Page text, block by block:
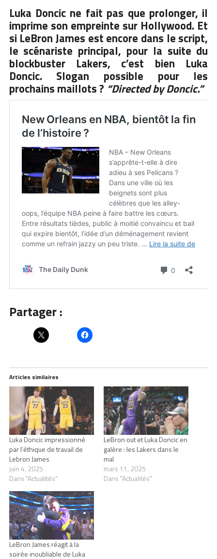
Luka Doncic ne fait pas que prolonger, il
imprime son empreinte sur Hollywood. Et
si LeBron James est encore dans le script,
le scénariste principal, pour la suite du
blockbuster Lakers, c’est bien Luka
Doncic. Slogan possible pour les
prochains maillots ? “Directed by Doncic.”
Partager :
Articles similaires
Luka Doncic impressionné
par l’éthique de travail de
Lebron James
juin 4, 2025
Dans "Actualités"
LeBron out et Luka Doncic en
galère : les Lakers dans le
mal
mars 11, 2025
Dans "Actualités"
LeBron James réagit à la
soirée inoubliable de Luka